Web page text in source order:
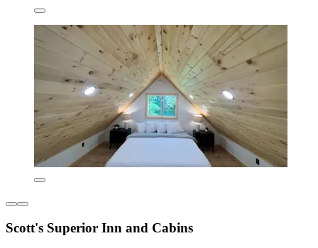
Scott's Superior Inn and Cabins